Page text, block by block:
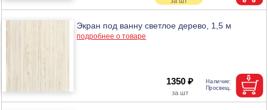
Экран под ванну светлое дерево, 1,5 м
подробнее о товаре
1350 ₽